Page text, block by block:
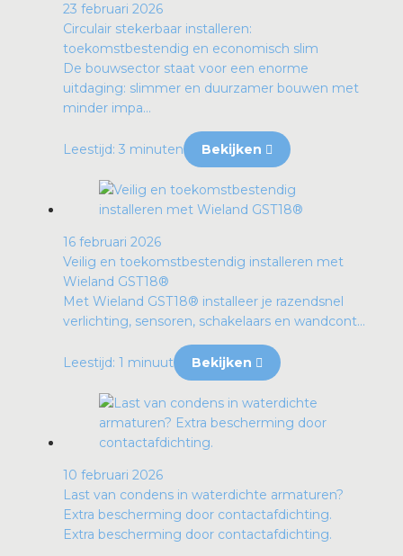
23 februari 2026
Circulair stekerbaar installeren:
toekomstbestendig en economisch slim
De bouwsector staat voor een enorme
uitdaging: slimmer en duurzamer bouwen met
minder impa...
Leestijd: 3 minuten Bekijken
16 februari 2026
Veilig en toekomstbestendig installeren met
Wieland GST18®
Met Wieland GST18® installeer je razendsnel
verlichting, sensoren, schakelaars en wandcont...
Leestijd: 1 minuut Bekijken
10 februari 2026
Last van condens in waterdichte armaturen?
Extra bescherming door contactafdichting.
Extra bescherming door contactafdichting.